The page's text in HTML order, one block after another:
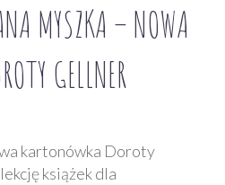
MYSZKA – NOWA
GELLNER
kartonówka Doroty
książek dla